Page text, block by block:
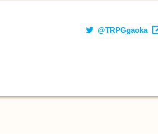
@TRPGgaoka